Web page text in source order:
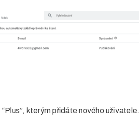
kterým přidáte nového uživatele.